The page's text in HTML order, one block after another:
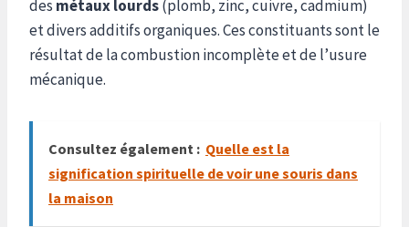
des métaux lourds(plomb, zinc, cuivre, cadmium)
et divers additifs organiques. Ces constituants sont le
résultat de la combustion incomplète et de l’usure
mécanique.
Consultez également : Quelle est la
signification spirituelle de voir une souris dans
la maison